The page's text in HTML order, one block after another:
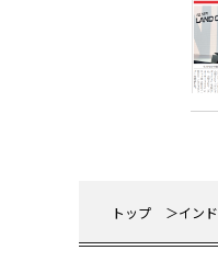
トップ イン